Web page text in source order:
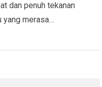
dan penuh tekanan
yang merasa…